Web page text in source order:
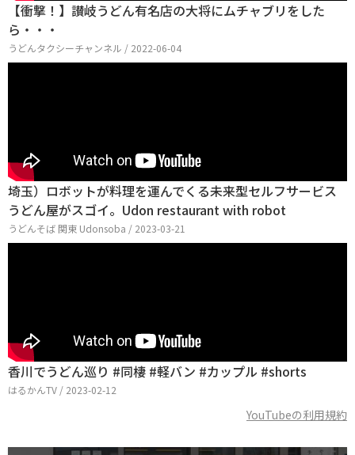
【衝撃！】讃岐うどん有名店の大将にムチャブリをした
ら・・・
うどんタクシーチャンネル / 2022-06-04
埼玉）ロボットが料理を運んでくる未来型セルフサービス
うどん屋がスゴイ。Udon restaurant with robot
うどんそば 関東 Udonsoba / 2023-03-21
香川でうどん巡り #同棲 #軽バン #カップル #shorts
はるかんTV / 2023-02-12
YouTubeの利用規約